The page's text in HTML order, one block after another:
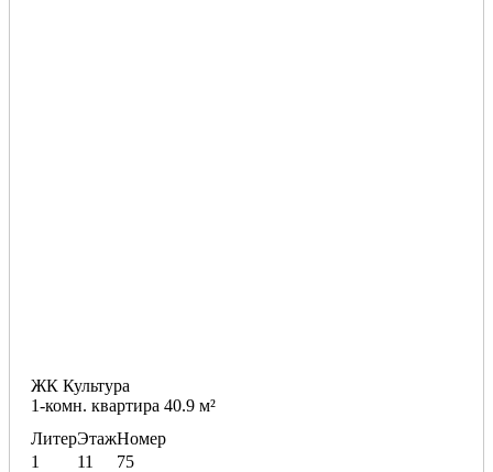
ЖК Культура
1-комн. квартира 40.9 м²
Литер
1
Этаж
11
Номер
75